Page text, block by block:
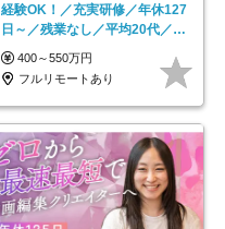
経験OK！／充実研修／年休127
日～／残業なし／平均20代／リ
モートOK
400～550万円
フルリモートあり